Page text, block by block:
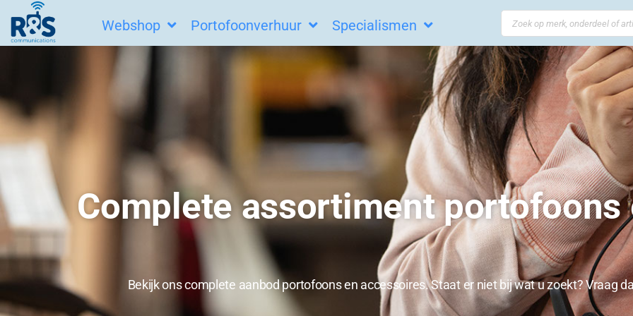
naar
Webshop Portofoonverhuur Specialismen
Search
...
Complete assortiment portofoons
Bekijk ons complete aanbod portofoons en accessoires. Staat er niet bij wat u zoekt? Vraag